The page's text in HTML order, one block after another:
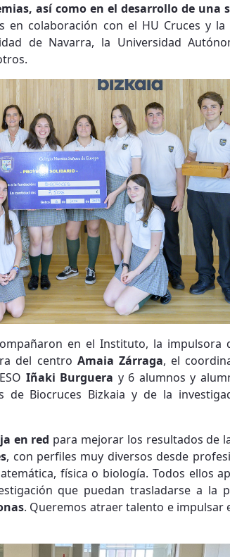
así como en el desarrollo de una
en colaboración con el HU Cruces y la
de Navarra, la Universidad
en el Instituto, la impulsora
del centro Amaia Zárraga, el
Iñaki Burguera y 6 alumnos y
de Biocruces Bizkaia y de la
en red para mejorar los resultados de
, con perfiles muy diversos desde
física o biología. Todos ellos
que puedan trasladarse a la
. Queremos atraer talento e impulsar